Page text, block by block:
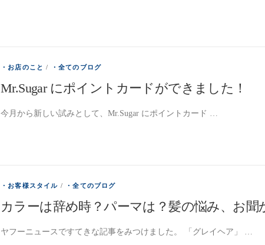
・お店のこと / ・全てのブログ
Mr.Sugar にポイントカードができました！
今月から新しい試みとして、Mr.Sugar にポイントカード …
・お客様スタイル / ・全てのブログ
カラーは辞め時？パーマは？髪の悩み、お聞
ヤフーニュースですてきな記事をみつけました。 「グレイヘア」 …